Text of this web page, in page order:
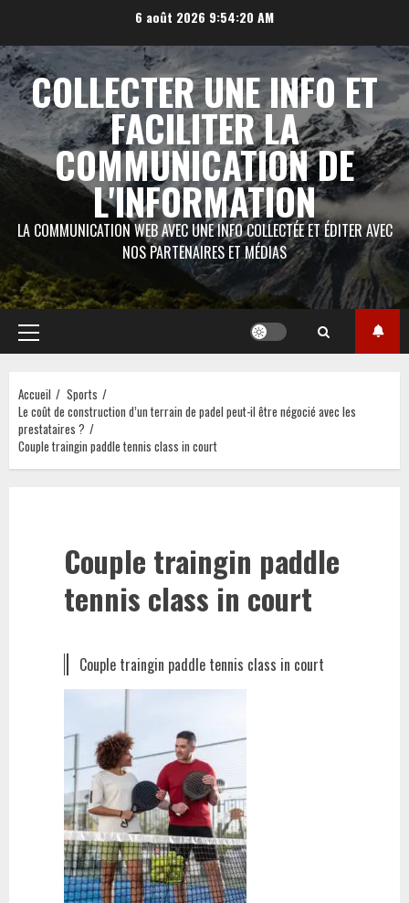
contenu
6 août 20269:54:21 AM
COLLECTER UNE INFO ET
FACILITER LA
COMMUNICATION DE
L'INFORMATION
LA COMMUNICATION WEB AVEC UNE INFO COLLECTÉE ET ÉDITER AVEC
NOS PARTENAIRES ET MÉDIAS
Menu
principal
Accueil
Sports
Le coût de construction d’un terrain de padel peut-il être négocié avec les
prestataires ?
Couple traingin paddle tennis class in court
Couple traingin paddle
tennis class in court
Couple traingin paddle tennis class in court